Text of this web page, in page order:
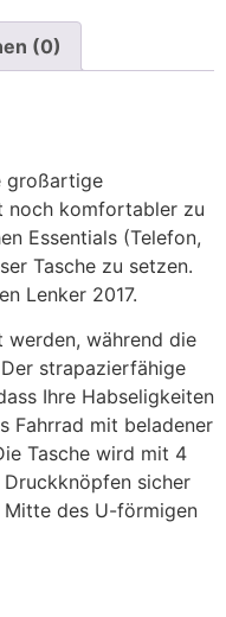
(0)
großartige
noch komfortabler zu
Essentials (Telefon,
Tasche zu setzen.
Lenker 2017.
während die
strapazierfähige
Ihre Habseligkeiten
Fahrrad mit beladener
Tasche wird mit 4
sicher
des U-förmigen